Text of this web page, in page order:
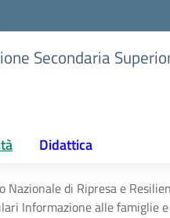
Secondaria
Didattica
Nazionale di Ripresa e
Informazione alle famiglie